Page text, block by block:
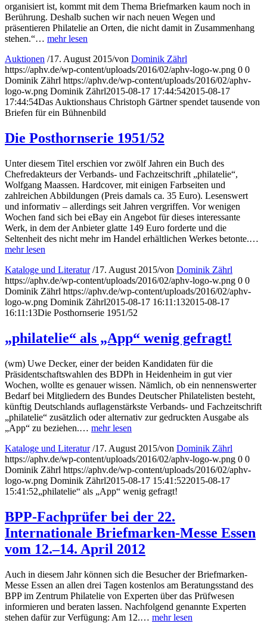
organisiert ist, kommt mit dem Thema Briefmarken kaum noch in
Berührung. Deshalb suchen wir nach neuen Wegen und
präsentieren Philatelie an Orten, die nicht damit in Zusammenhang
stehen.“… mehr lesen
Auktionen /17. August 2015/von Dominik Zährl
https://aphv.de/wp-content/uploads/2016/02/aphv-logo-w.png 0 0
Dominik Zährl https://aphv.de/wp-content/uploads/2016/02/aphv-
logo-w.png Dominik Zährl2015-08-17 17:44:542015-08-17
17:44:54Das Auktionshaus Christoph Gärtner spendet tausende von
Briefen für ein Bühnenbild
Die Posthornserie 1951/52
Unter diesem Titel erschien vor zwölf Jahren ein Buch des
Chefredakteurs der Verbands- und Fachzeitschrift „philatelie“,
Wolfgang Maassen. Hardcover, mit einigen Farbseiten und
zahlreichen Abbildungen (Preis damals ca. 35 Euro). Lesenswert
und informativ – allerdings seit Jahren vergriffen. Vor wenigen
Wochen fand sich bei eBay ein Angebot für dieses interessante
Werk, in dem der Anbieter glatte 149 Euro forderte und die
Seltenheit des nicht mehr im Handel erhältlichen Werkes betonte.…
mehr lesen
Kataloge und Literatur /17. August 2015/von Dominik Zährl
https://aphv.de/wp-content/uploads/2016/02/aphv-logo-w.png 0 0
Dominik Zährl https://aphv.de/wp-content/uploads/2016/02/aphv-
logo-w.png Dominik Zährl2015-08-17 16:11:132015-08-17
16:11:13Die Posthornserie 1951/52
„philatelie“ als „App“ wenig gefragt!
(wm) Uwe Decker, einer der beiden Kandidaten für die
Präsidentschaftswahlen des BDPh in Heidenheim in gut vier
Wochen, wollte es genauer wissen. Nämlich, ob ein nennenswerter
Bedarf bei Mitgliedern des Bundes Deutscher Philatelisten besteht,
künftig Deutschlands auflagenstärkste Verbands- und Fachzeitschrift
„philatelie“ zusätzlich oder alternativ zur gedruckten Ausgabe als
„App“ zu beziehen.… mehr lesen
Kataloge und Literatur /17. August 2015/von Dominik Zährl
https://aphv.de/wp-content/uploads/2016/02/aphv-logo-w.png 0 0
Dominik Zährl https://aphv.de/wp-content/uploads/2016/02/aphv-
logo-w.png Dominik Zährl2015-08-17 15:41:522015-08-17
15:41:52„philatelie“ als „App“ wenig gefragt!
BPP-Fachprüfer bei der 22.
Internationale Briefmarken-Messe Essen
vom 12.–14. April 2012
Auch in diesem Jahr können sich die Besucher der Briefmarken-
Messe Essen an allen drei Tagen kostenlos am Beratungsstand des
BPP im Zentrum Philatelie von Experten über das Prüfwesen
informieren und beraten lassen. Nachfolgend genannte Experten
stehen dafür zur Verfügung: Am 12.… mehr lesen